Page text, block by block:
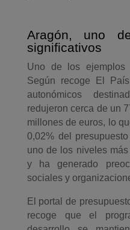
Aragón, uno
significativos
Uno de los ejemplos
Según recoge El
autonómicos
redujeron cerca de un
millones de euros, lo
0,02% del
uno de los niveles
y ha generado
sociales y
El portal de
recoge que el